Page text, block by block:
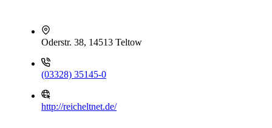
Oderstr. 38, 14513 Teltow
(03328) 35145-0
http://reicheltnet.de/